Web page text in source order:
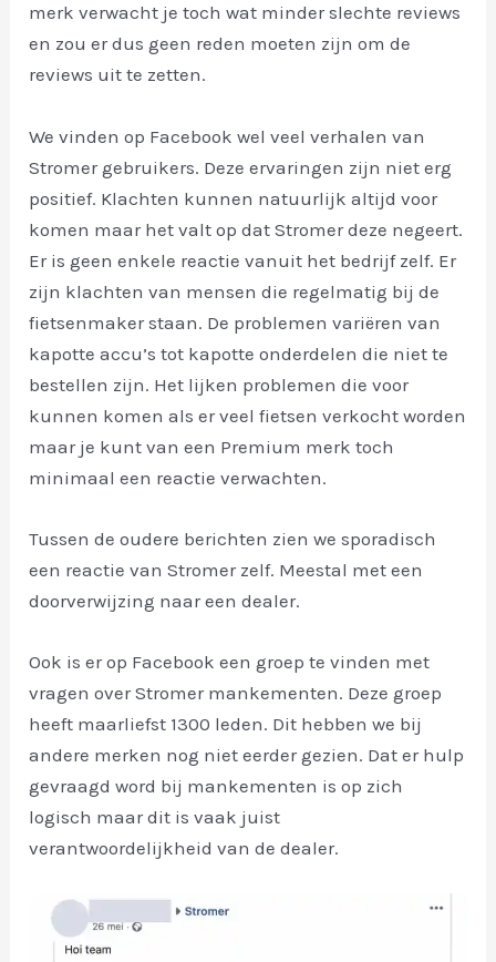
merk verwacht je toch wat minder slechte reviews
en zou er dus geen reden moeten zijn om de
reviews uit te zetten.
We vinden op Facebook wel veel verhalen van
Stromer gebruikers. Deze ervaringen zijn niet erg
positief. Klachten kunnen natuurlijk altijd voor
komen maar het valt op dat Stromer deze negeert.
Er is geen enkele reactie vanuit het bedrijf zelf. Er
zijn klachten van mensen die regelmatig bij de
fietsenmaker staan. De problemen variëren van
kapotte accu’s tot kapotte onderdelen die niet te
bestellen zijn. Het lijken problemen die voor
kunnen komen als er veel fietsen verkocht worden
maar je kunt van een Premium merk toch
minimaal een reactie verwachten.
Tussen de oudere berichten zien we sporadisch
een reactie van Stromer zelf. Meestal met een
doorverwijzing naar een dealer.
Ook is er op Facebook een groep te vinden met
vragen over Stromer mankementen. Deze groep
heeft maarliefst 1300 leden. Dit hebben we bij
andere merken nog niet eerder gezien. Dat er hulp
gevraagd word bij mankementen is op zich
logisch maar dit is vaak juist
verantwoordelijkheid van de dealer.